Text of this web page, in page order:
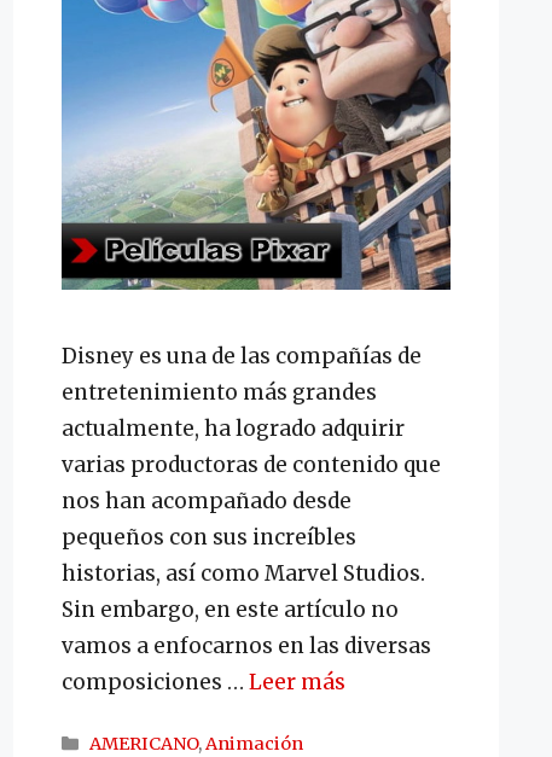
Disney es una de las compañías de
entretenimiento más grandes
actualmente, ha logrado adquirir
varias productoras de contenido que
nos han acompañado desde
pequeños con sus increíbles
historias, así como Marvel Studios.
Sin embargo, en este artículo no
vamos a enfocarnos en las diversas
composiciones … Leer más
Categorías
AMERICANO,Animación